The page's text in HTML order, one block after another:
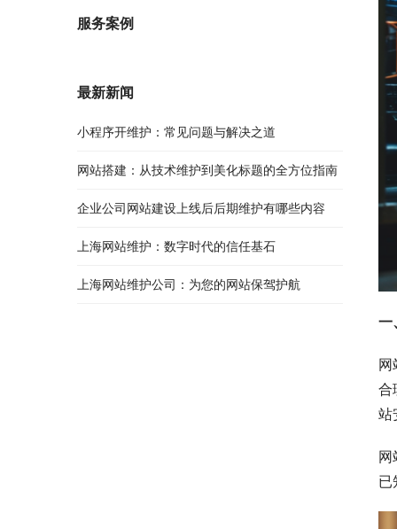
一
网
合
站
网
已
服务案例
最新新闻
小程序开维护：常见问题与解决之道
网站搭建：从技术维护到美化标题的全方位指南
企业公司网站建设上线后后期维护有哪些内容
上海网站维护：数字时代的信任基石
上海网站维护公司：为您的网站保驾护航